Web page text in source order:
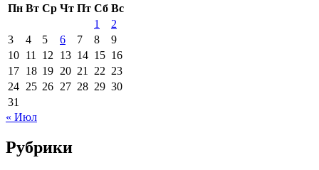
Пн Вт Ср Чт Пт Сб Вс
1
2
3
4 5 6 7 8
9
10 11 12 13 14 15 16
17 18 19 20 21 22 23
24 25 26 27 28 29 30
31
« Июл
Рубрики